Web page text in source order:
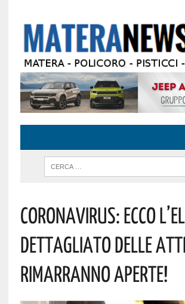
Coronavirus: Ecco
Dettagliato Delle
Rimarranno Aperte!